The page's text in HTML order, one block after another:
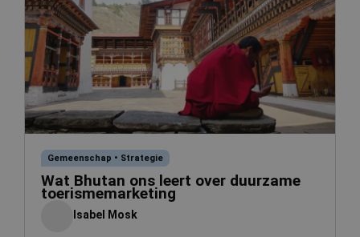
Gemeenschap • Strategie
Wat Bhutan ons leert over duurzame
toerismemarketing
Isabel Mosk